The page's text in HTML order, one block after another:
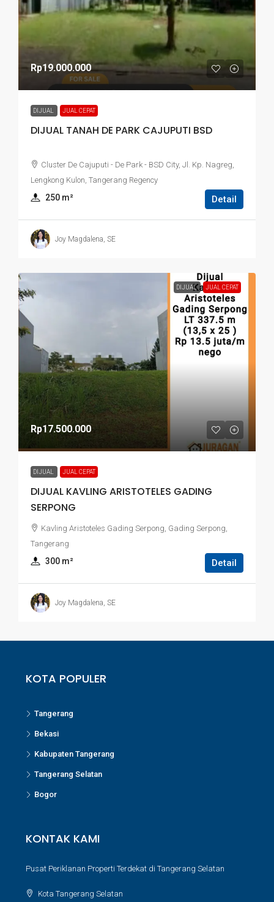
Rp19.000.000
DIJUAL JUAL CEPAT
DIJUAL TANAH DE PARK CAJUPUTI BSD
Cluster De Cajuputi - De Park - BSD City, Jl. Kp. Nagreg,
Lengkong Kulon, Tangerang Regency
250 m² Detail
Joy Magdalena, SE
DIJUAL JUAL CEPAT
Rp17.500.000
DIJUAL JUAL CEPAT
DIJUAL KAVLING ARISTOTELES GADING
SERPONG
Kavling Aristoteles Gading Serpong, Gading Serpong,
Tangerang
300 m² Detail
Joy Magdalena, SE
KOTA POPULER
Tangerang
Bekasi
Kabupaten Tangerang
Tangerang Selatan
Bogor
KONTAK KAMI
Pusat Periklanan Properti Terdekat di Tangerang Selatan
Kota Tangerang Selatan